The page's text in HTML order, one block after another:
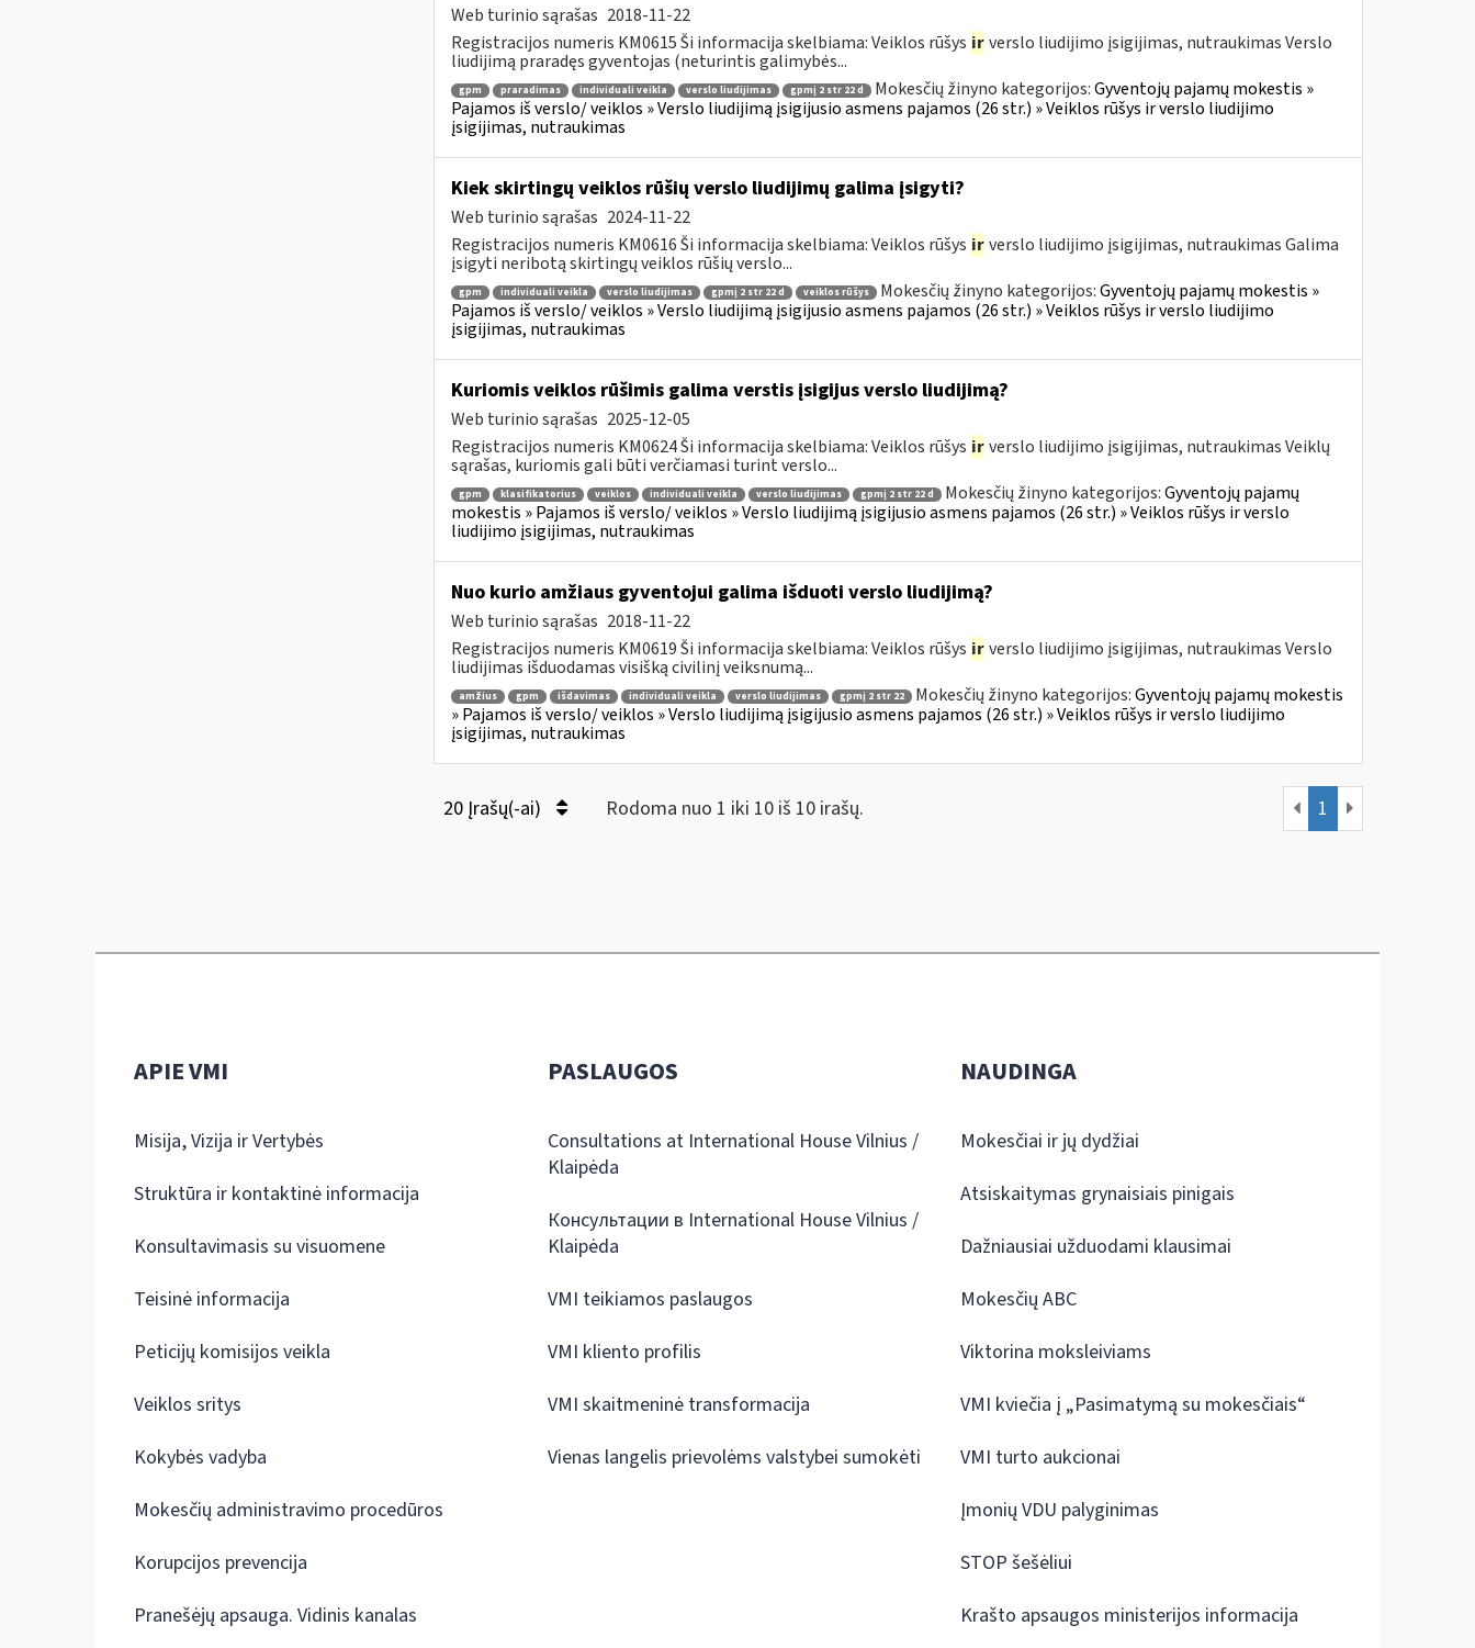
Web turinio sąrašas 2018-11-22
Registracijos numeris KM0615 Ši informacija skelbiama: Veiklos rūšys ir verslo liudijimo įsigijimas, nutraukimas Verslo
liudijimą praradęs gyventojas (neturintis galimybės...
gpm praradimas individuali veikla verslo liudijimas gpmį 2 str 22 d Mokesčių žinyno kategorijos:Gyventojų pajamų mokestis »
Pajamos iš verslo/ veiklos » Verslo liudijimą įsigijusio asmens pajamos (26 str.) » Veiklos rūšys ir verslo liudijimo
įsigijimas, nutraukimas
Kiek skirtingų veiklos rūšių verslo liudijimų galima įsigyti?
Web turinio sąrašas 2024-11-22
Registracijos numeris KM0616 Ši informacija skelbiama: Veiklos rūšys ir verslo liudijimo įsigijimas, nutraukimas Galima
įsigyti neribotą skirtingų veiklos rūšių verslo...
gpm individuali veikla verslo liudijimas gpmį 2 str 22 d veiklos rūšys Mokesčių žinyno kategorijos:Gyventojų pajamų mokestis »
Pajamos iš verslo/ veiklos » Verslo liudijimą įsigijusio asmens pajamos (26 str.) » Veiklos rūšys ir verslo liudijimo
įsigijimas, nutraukimas
Kuriomis veiklos rūšimis galima verstis įsigijus verslo liudijimą?
Web turinio sąrašas 2025-12-05
Registracijos numeris KM0624 Ši informacija skelbiama: Veiklos rūšys ir verslo liudijimo įsigijimas, nutraukimas Veiklų
sąrašas, kuriomis gali būti verčiamasi turint verslo...
gpm klasifikatorius veiklos individuali veikla verslo liudijimas gpmį 2 str 22 d Mokesčių žinyno kategorijos:Gyventojų pajamų
mokestis » Pajamos iš verslo/ veiklos » Verslo liudijimą įsigijusio asmens pajamos (26 str.) » Veiklos rūšys ir verslo
liudijimo įsigijimas, nutraukimas
Nuo kurio amžiaus gyventojui galima išduoti verslo liudijimą?
Web turinio sąrašas 2018-11-22
Registracijos numeris KM0619 Ši informacija skelbiama: Veiklos rūšys ir verslo liudijimo įsigijimas, nutraukimas Verslo
liudijimas išduodamas visišką civilinį veiksnumą...
amžius gpm išdavimas individuali veikla verslo liudijimas gpmį 2 str 22 Mokesčių žinyno kategorijos:Gyventojų pajamų mokestis
» Pajamos iš verslo/ veiklos » Verslo liudijimą įsigijusio asmens pajamos (26 str.) » Veiklos rūšys ir verslo liudijimo
įsigijimas, nutraukimas
20 Įrašų(-ai) Rodoma nuo 1 iki 10 iš 10 irašų. 1
APIE VMI
Misija, Vizija ir Vertybės
Struktūra ir kontaktinė informacija
Konsultavimasis su visuomene
Teisinė informacija
Peticijų komisijos veikla
Veiklos sritys
Kokybės vadyba
Mokesčių administravimo procedūros
Korupcijos prevencija
Pranešėjų apsauga. Vidinis kanalas
PASLAUGOS
Consultations at International House Vilnius /
Klaipėda
Консультации в International House Vilnius /
Klaipėda
VMI teikiamos paslaugos
VMI kliento profilis
VMI skaitmeninė transformacija
Vienas langelis prievolėms valstybei sumokėti
NAUDINGA
Mokesčiai ir jų dydžiai
Atsiskaitymas grynaisiais pinigais
Dažniausiai užduodami klausimai
Mokesčių ABC
Viktorina moksleiviams
VMI kviečia į „Pasimatymą su mokesčiais“
VMI turto aukcionai
Įmonių VDU palyginimas
STOP šešėliui
Krašto apsaugos ministerijos informacija